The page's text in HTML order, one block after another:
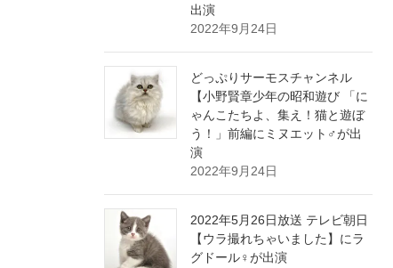
出演
2022年9月24日
どっぷりサーモスチャンネル
【小野賢章少年の昭和遊び 「に
ゃんこたちよ、集え！猫と遊ぼ
う！」前編にミヌエット♂が出
演
2022年9月24日
2022年5月26日放送 テレビ朝日
【ウラ撮れちゃいました】にラ
グドール♀が出演